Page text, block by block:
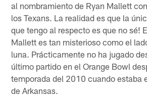
al nombramiento de Ryan Mallett
los Texans. La realidad es que la
que tengo al respecto es que no sé!
Mallett es tan misterioso como el
luna. Prácticamente no ha jugado
último partido en el Orange Bowl
temporada del 2010 cuando estaba
de Arkansas.